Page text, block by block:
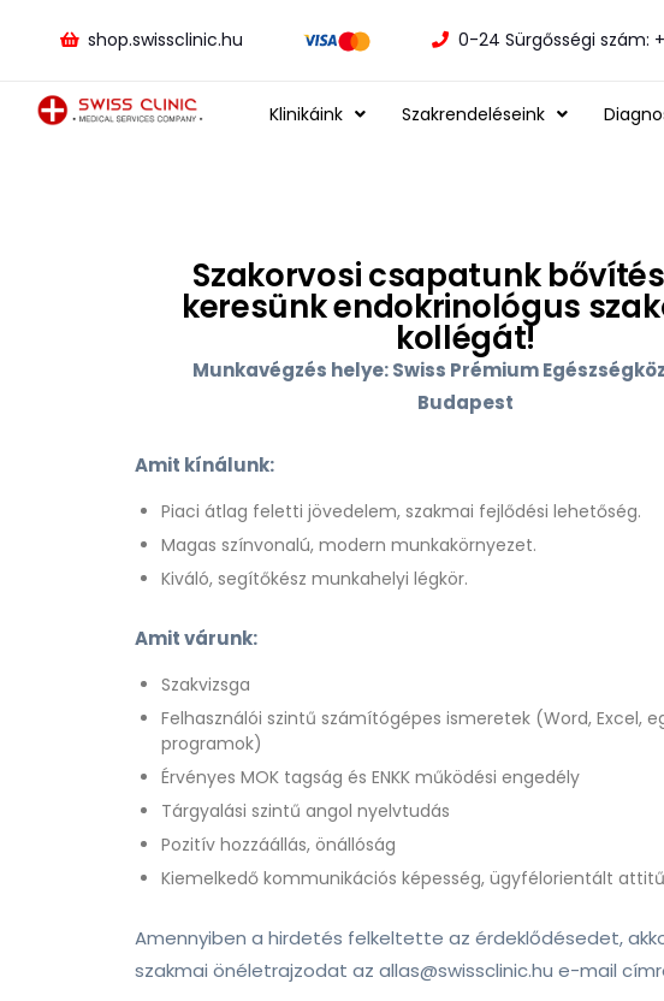
shop.swissclinic.hu 0-24 Sürgősségi szám:
Klinikáink Szakrendeléseink
Szakorvosi csapatunk
keresünk endokrinológus
kollégát!
Munkavégzés helye: Swiss Prémium
Budapest
Amit kínálunk:
Piaci átlag feletti jövedelem, szakmai fejlődési lehetőség.
Magas színvonalú, modern munkakörnyezet.
Kiváló, segítőkész munkahelyi légkör.
Amit várunk:
Szakvizsga
Felhasználói szintű számítógépes ismeretek (Word, Excel,
programok)
Érvényes MOK tagság és ENKK működési engedély
Tárgyalási szintű angol nyelvtudás
Pozitív hozzáállás, önállóság
Kiemelkedő kommunikációs képesség, ügyfélorientált
Amennyiben a hirdetés felkeltette az érdeklődésedet,
szakmai önéletrajzodat az allas@swissclinic.hu e-mail